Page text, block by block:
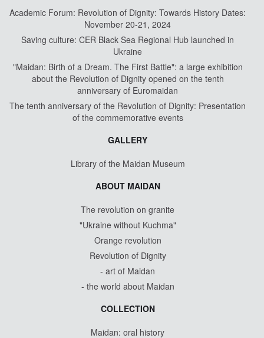
Academic Forum: Revolution of Dignity: Towards History Dates:
November 20-21, 2024
Saving culture: CER Black Sea Regional Hub launched in
Ukraine
"Maidan: Birth of a Dream. The First Battle": a large exhibition
about the Revolution of Dignity opened on the tenth
anniversary of Euromaidan
The tenth anniversary of the Revolution of Dignity: Presentation
of the commemorative events
GALLERY
Library of the Maidan Museum
ABOUT MAIDAN
The revolution on granite
"Ukraine without Kuchma"
Orange revolution
Revolution of Dignity
- art of Maidan
- the world about Maidan
COLLECTION
Maidan: oral history